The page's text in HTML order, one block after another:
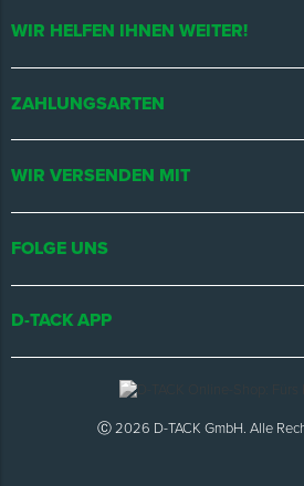
WIR HELFEN IHNEN WEITER!
ZAHLUNGSARTEN
WIR VERSENDEN MIT
FOLGE UNS
D-TACK APP
Ⓒ 2026 D-TACK GmbH. Alle